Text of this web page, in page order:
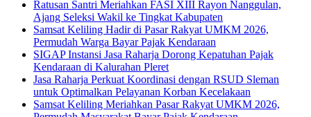
Ratusan Santri Meriahkan FASI XIII Rayon Nanggulan,
Ajang Seleksi Wakil ke Tingkat Kabupaten
Samsat Keliling Hadir di Pasar Rakyat UMKM 2026,
Permudah Warga Bayar Pajak Kendaraan
SIGAP Instansi Jasa Raharja Dorong Kepatuhan Pajak
Kendaraan di Kalurahan Pleret
Jasa Raharja Perkuat Koordinasi dengan RSUD Sleman
untuk Optimalkan Pelayanan Korban Kecelakaan
Samsat Keliling Meriahkan Pasar Rakyat UMKM 2026,